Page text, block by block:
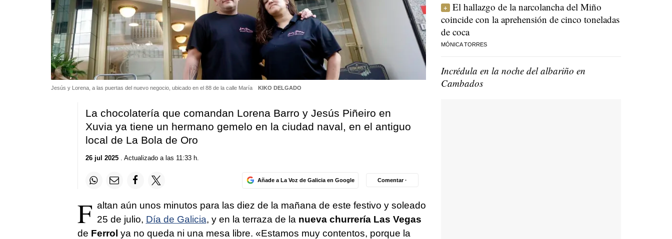
Jesús y Lorena, a las puertas del nuevo negocio, ubicado en el 88 de la calle María KIKO DELGADO
La chocolatería que comandan Lorena Barro y Jesús Piñeiro en
Xuvia ya tiene un hermano gemelo en la ciudad naval, en el antiguo
local de La Bola de Oro
26 jul 2025. Actualizado a las 11:33 h.
Añade a La Voz de Galicia en Google Comentar ·
F altan aún unos minutos para las diez de la mañana de este festivo y soleado
25 de julio, Día de Galicia, y en la terraza de la nueva churrería Las Vegas
de Ferrol ya no queda ni una mesa libre. «Estamos muy contentos, porque la
El hallazgo de la narcolancha del Miño
coincide con la aprehensión de cinco toneladas
de coca
MÓNICA TORRES
Incrédula en la noche del albariño en
Cambados